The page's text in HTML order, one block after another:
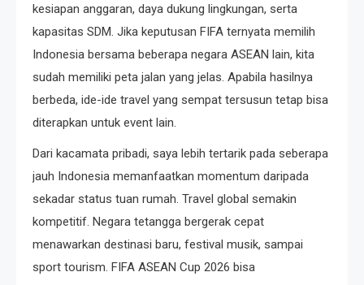
kesiapan anggaran, daya dukung lingkungan, serta
kapasitas SDM. Jika keputusan FIFA ternyata memilih
Indonesia bersama beberapa negara ASEAN lain, kita
sudah memiliki peta jalan yang jelas. Apabila hasilnya
berbeda, ide-ide travel yang sempat tersusun tetap bisa
diterapkan untuk event lain.
Dari kacamata pribadi, saya lebih tertarik pada seberapa
jauh Indonesia memanfaatkan momentum daripada
sekadar status tuan rumah. Travel global semakin
kompetitif. Negara tetangga bergerak cepat
menawarkan destinasi baru, festival musik, sampai
sport tourism. FIFA ASEAN Cup 2026 bisa